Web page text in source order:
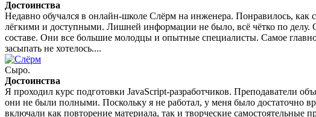
Достоинства
Недавно обучался в онлайн-школе Слёрм на инженера. Понравилось,
лёгкими и доступными. Лишней информации не было, всё чётко по
составе. Они все большие молодцы и опытные специалисты. Самое
засыпать не хотелось....
Сыро.
Достоинства
Я проходил курс подготовки JavaScript-разработчиков. Преподаватели
они не были полными. Поскольку я не работал, у меня было достаточно
включали как повторение материала, так и творческие самостоятельные